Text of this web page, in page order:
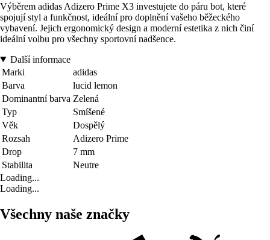
Výběrem adidas Adizero Prime X3 investujete do páru bot, které
spojují styl a funkčnost, ideální pro doplnění vašeho běžeckého
vybavení. Jejich ergonomický design a moderní estetika z nich činí
ideální volbu pro všechny sportovní nadšence.
Další informace
Marki
adidas
Barva
lucid lemon
Dominantní barva Zelená
Typ
Smíšené
Věk
Dospělý
Rozsah
Adizero Prime
Drop
7 mm
Stabilita
Neutre
Loading...
Loading...
Všechny naše značky